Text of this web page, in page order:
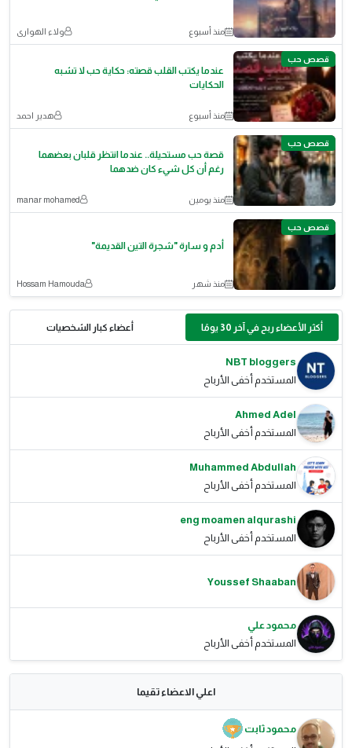
منذ أسبوع ولاء الهوارى
قصص حب
عندما يكتب القلب قصته: حكاية حب لا تشبه
الحكايات
منذ أسبوع هدير احمد
قصص حب
قصة حب مستحيلة.. عندما انتظر قلبان بعضهما
رغم أن كل شيء كان ضدهما
منذ يومين manar mohamed
قصص حب
أدم و سارة "شجرة التين القديمة"
منذ شهر Hossam Hamouda
أكثر الأعضاء ربح في آخر 30 يومًا أعضاء كبار الشخصيات
NBT bloggers
المستخدم أخفى الأرباح
Ahmed Adel
المستخدم أخفى الأرباح
Muhammed Abdullah
المستخدم أخفى الأرباح
eng moamen alqurashi
المستخدم أخفى الأرباح
Youssef Shaaban
محمود علي
المستخدم أخفى الأرباح
اعلي الاعضاء تقيما
محمود ثابت